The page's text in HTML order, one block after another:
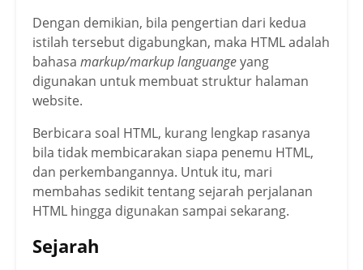
Dengan demikian, bila pengertian dari kedua
istilah tersebut digabungkan, maka HTML adalah
bahasa markup/markup languangeyang
digunakan untuk membuat struktur halaman
website.
Berbicara soal HTML, kurang lengkap rasanya
bila tidak membicarakan siapa penemu HTML,
dan perkembangannya. Untuk itu, mari
membahas sedikit tentang sejarah perjalanan
HTML hingga digunakan sampai sekarang.
Sejarah